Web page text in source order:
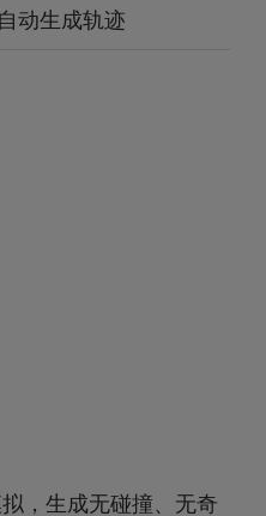
动生成轨迹
，生成无碰撞、无奇